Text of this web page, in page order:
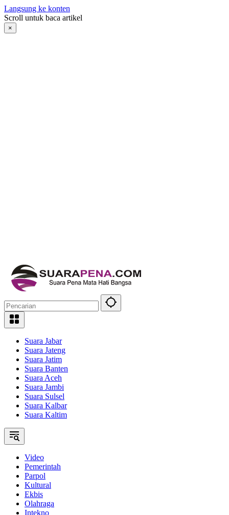
Langsung ke konten
Scroll untuk baca artikel
×
Suara Jabar
Suara Jateng
Suara Jatim
Suara Banten
Suara Aceh
Suara Jambi
Suara Sulsel
Suara Kalbar
Suara Kaltim
Video
Pemerintah
Parpol
Kultural
Ekbis
Olahraga
Intekno